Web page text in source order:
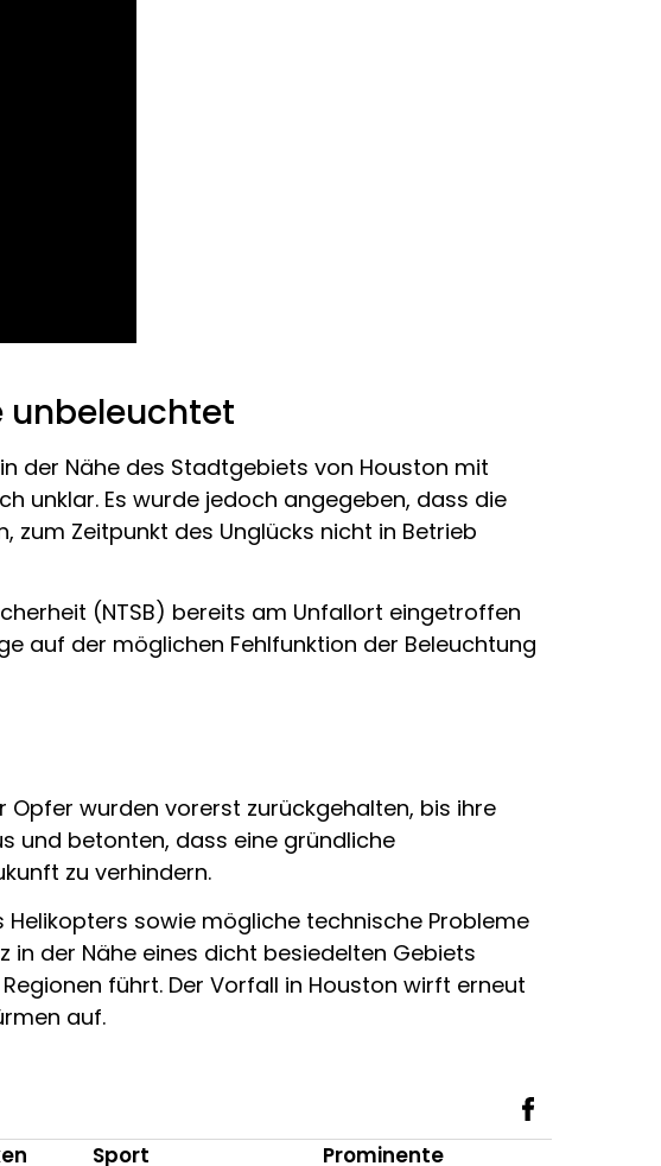
unbeleuchtet
der Nähe des Stadtgebiets von Houston mit
unklar. Es wurde jedoch angegeben, dass die
zum Zeitpunkt des Unglücks nicht in Betrieb
(NTSB) bereits am Unfallort eingetroffen
auf der möglichen Fehlfunktion der Beleuchtung
wurden vorerst zurückgehalten, bis ihre
und betonten, dass eine gründliche
zu verhindern.
Helikopters sowie mögliche technische Probleme
in der Nähe eines dicht besiedelten Gebiets
führt. Der Vorfall in Houston wirft erneut
auf.
Sport Prominente